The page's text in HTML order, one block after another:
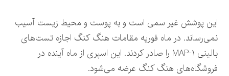
این پوشش غیر سمی است و به پوست و محیط زیست آسیب
نمی‌رساند. در ماه فوریه مقامات هنگ کنگ اجازه تست‌های
بالینی MAP-۱ را صادر کردند. این اسپری از ماه آینده در
فروشگاه‌های هنگ کنگ عرضه می‌شود.